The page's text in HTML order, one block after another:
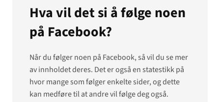
Hva vil det si å følge noen
på Facebook?
Når du følger noen på Facebook, så vil du se mer
av innholdet deres. Det er også en statestikk på
hvor mange som følger enkelte sider, og dette
kan medføre til at andre vil følge deg også.